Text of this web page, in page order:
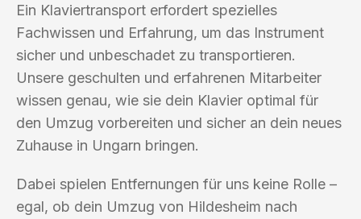
Ein Klaviertransport erfordert spezielles
Fachwissen und Erfahrung, um das Instrument
sicher und unbeschadet zu transportieren.
Unsere geschulten und erfahrenen Mitarbeiter
wissen genau, wie sie dein Klavier optimal für
den Umzug vorbereiten und sicher an dein neues
Zuhause in Ungarn bringen.
Dabei spielen Entfernungen für uns keine Rolle –
egal, ob dein Umzug von Hildesheim nach